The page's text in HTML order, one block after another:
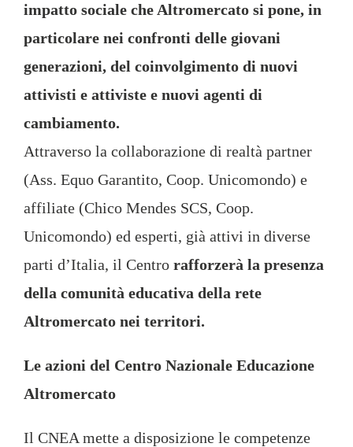
impatto sociale che Altromercato si pone, in
particolare nei confronti delle giovani
generazioni, del coinvolgimento di nuovi
attivisti e attiviste e nuovi agenti di
cambiamento.
Attraverso la collaborazione di realtà partner
(Ass. Equo Garantito, Coop. Unicomondo) e
affiliate (Chico Mendes SCS, Coop.
Unicomondo) ed esperti, già attivi in diverse
parti d’Italia, il Centro rafforzerà la presenza
della comunità educativa della rete
Altromercato nei territori.
Le azioni del Centro Nazionale Educazione
Altromercato
Il CNEA mette a disposizione le competenze